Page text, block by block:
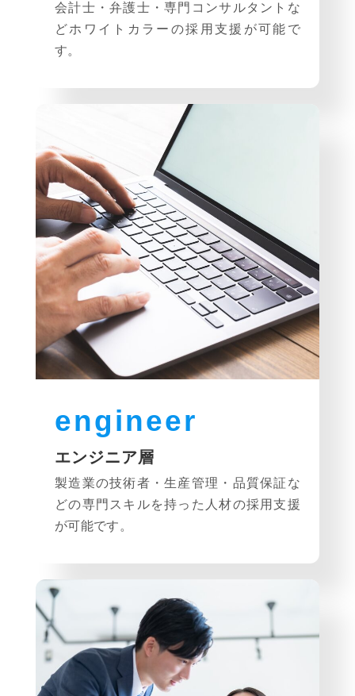
会計士・弁護士・専門コンサルタントな
どホワイトカラーの採用支援が可能で
す。
engineer
エンジニア層
製造業の技術者・生産管理・品質保証な
どの専門スキルを持った人材の採用支援
が可能です。